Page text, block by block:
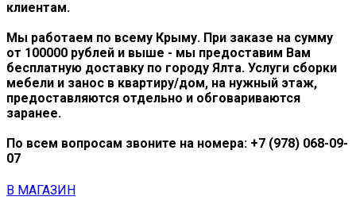
клиентам.
Мы работаем по всему Крыму. При заказе на сумму
от 100000 рублей и выше - мы предоставим Вам
бесплатную доставку по городу Ялта. Услуги сборки
мебели и занос в квартиру/дом, на нужный этаж,
предоставляются отдельно и обговариваются
заранее.
По всем вопросам звоните на номера: +7 (978) 068-09-
07
В МАГАЗИН